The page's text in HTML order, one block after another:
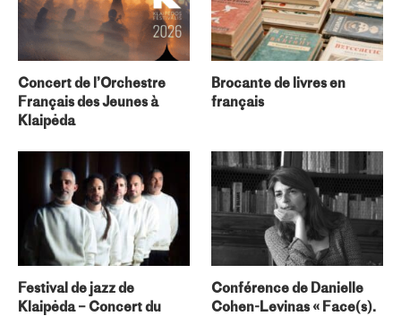
Concert de l’Orchestre
Français des Jeunes à
Klaipėda
Brocante de livres en
français
Festival de jazz de
Klaipėda – Concert du
Conférence de Danielle
Cohen-Levinas « Face(s).